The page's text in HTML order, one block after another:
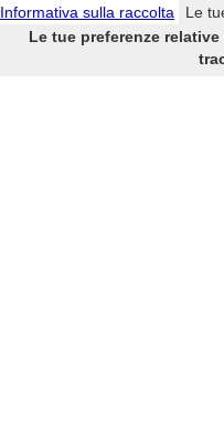
Informativa sulla raccolta
Le
Le tue preferenze